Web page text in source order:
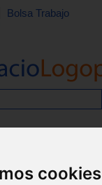
cookies
Bolsa Trabajo